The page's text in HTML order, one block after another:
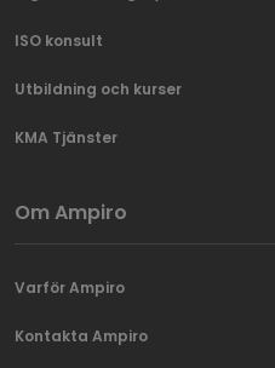
ISO konsult
Utbildning och kurser
KMA Tjänster
Om Ampiro
Varför Ampiro
Kontakta Ampiro